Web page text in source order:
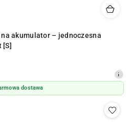
akumulator – jednoczesna
[S]
dostawa